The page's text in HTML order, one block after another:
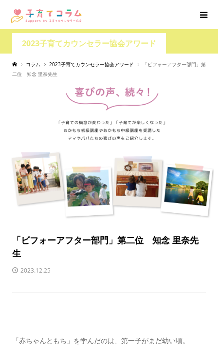
2023子育てカウンセラー協会アワード
コラム 2023子育てカウンセラー協会アワード
「ビフォーアフター部門」第
二位 知念 里奈先生
「ビフォーアフター部門」第二位 知念 里奈先
生
2023.12.25
「赤ちゃんともち」を学んだのは、第一子がまだ幼い頃。